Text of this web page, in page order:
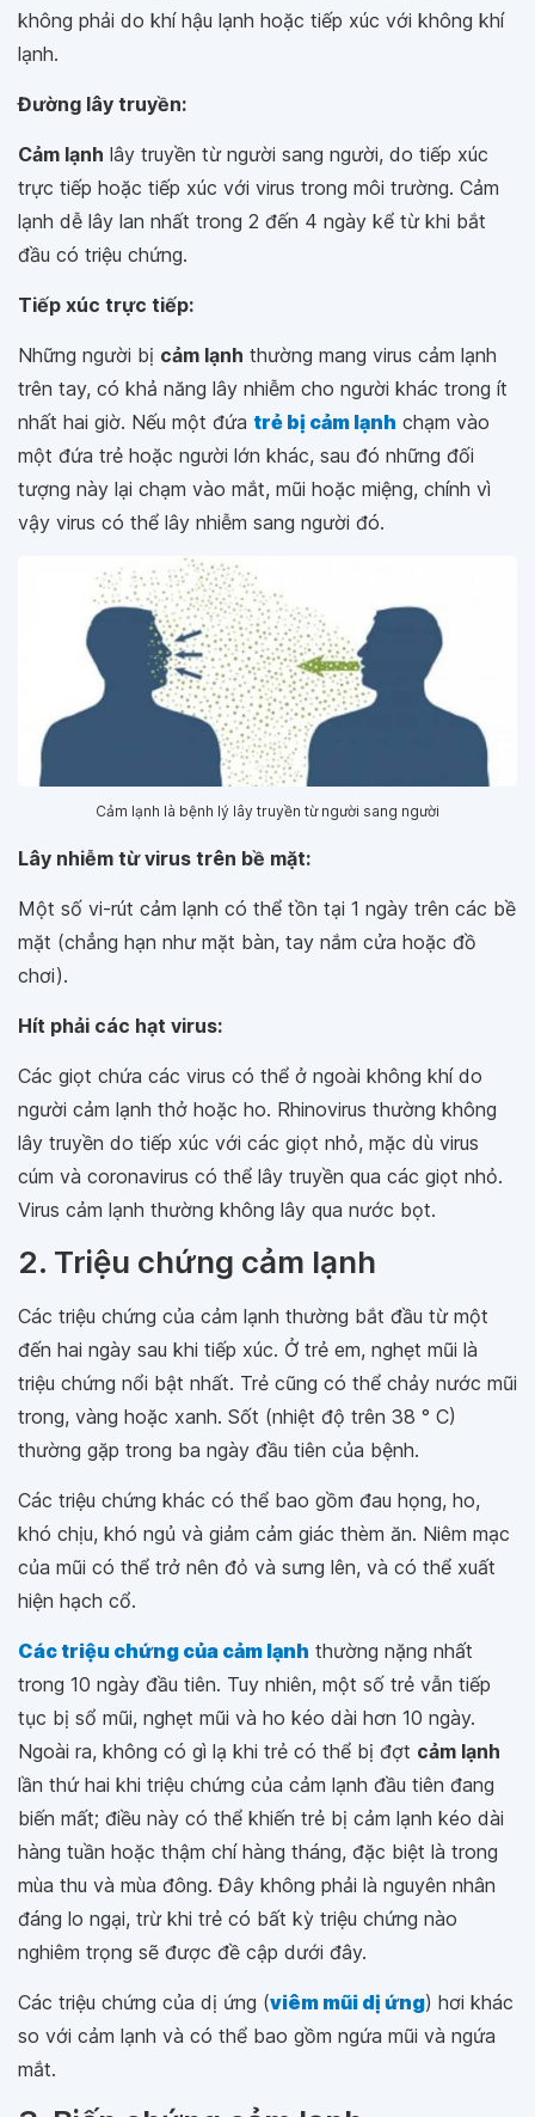
không phải do khí hậu lạnh hoặc tiếp xúc với không khí
lạnh.
Đường lây truyền:
Cảm lạnh lây truyền từ người sang người, do tiếp xúc
trực tiếp hoặc tiếp xúc với virus trong môi trường. Cảm
lạnh dễ lây lan nhất trong 2 đến 4 ngày kể từ khi bắt
đầu có triệu chứng.
Tiếp xúc trực tiếp:
Những người bị cảm lạnh thường mang virus cảm lạnh
trên tay, có khả năng lây nhiễm cho người khác trong ít
nhất hai giờ. Nếu một đứa trẻ bị cảm lạnh chạm vào
một đứa trẻ hoặc người lớn khác, sau đó những đối
tượng này lại chạm vào mắt, mũi hoặc miệng, chính vì
vậy virus có thể lây nhiễm sang người đó.
Cảm lạnh là bệnh lý lây truyền từ người sang người
Lây nhiễm từ virus trên bề mặt:
Một số vi-rút cảm lạnh có thể tồn tại 1 ngày trên các bề
mặt (chẳng hạn như mặt bàn, tay nắm cửa hoặc đồ
chơi).
Hít phải các hạt virus:
Các giọt chứa các virus có thể ở ngoài không khí do
người cảm lạnh thở hoặc ho. Rhinovirus thường không
lây truyền do tiếp xúc với các giọt nhỏ, mặc dù virus
cúm và coronavirus có thể lây truyền qua các giọt nhỏ.
Virus cảm lạnh thường không lây qua nước bọt.
2. Triệu chứng cảm lạnh
Các triệu chứng của cảm lạnh thường bắt đầu từ một
đến hai ngày sau khi tiếp xúc. Ở trẻ em, nghẹt mũi là
triệu chứng nổi bật nhất. Trẻ cũng có thể chảy nước mũi
trong, vàng hoặc xanh. Sốt (nhiệt độ trên 38 ° C)
thường gặp trong ba ngày đầu tiên của bệnh.
Các triệu chứng khác có thể bao gồm đau họng, ho,
khó chịu, khó ngủ và giảm cảm giác thèm ăn. Niêm mạc
của mũi có thể trở nên đỏ và sưng lên, và có thể xuất
hiện hạch cổ.
Các triệu chứng của cảm lạnh thường nặng nhất
trong 10 ngày đầu tiên. Tuy nhiên, một số trẻ vẫn tiếp
tục bị sổ mũi, nghẹt mũi và ho kéo dài hơn 10 ngày.
Ngoài ra, không có gì lạ khi trẻ có thể bị đợt cảm lạnh
lần thứ hai khi triệu chứng của cảm lạnh đầu tiên đang
biến mất; điều này có thể khiến trẻ bị cảm lạnh kéo dài
hàng tuần hoặc thậm chí hàng tháng, đặc biệt là trong
mùa thu và mùa đông. Đây không phải là nguyên nhân
đáng lo ngại, trừ khi trẻ có bất kỳ triệu chứng nào
nghiêm trọng sẽ được đề cập dưới đây.
Các triệu chứng của dị ứng (viêm mũi dị ứng) hơi khác
so với cảm lạnh và có thể bao gồm ngứa mũi và ngứa
mắt.